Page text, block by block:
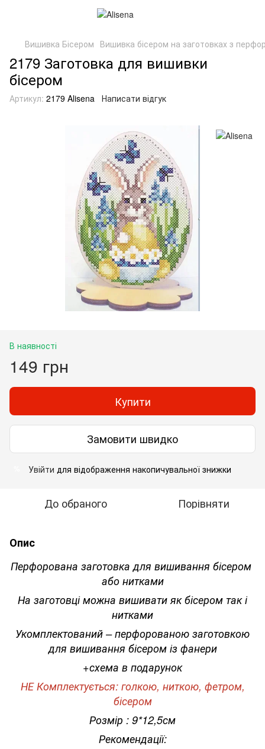
Вишивка Бісером Вишивка бісером на заготовках з
2179 Заготовка для вишивки
бісером
Артикул: 2179 Alisena Написати відгук
В наявності
149 грн
Купити
Замовити швидко
Увійти для відображення накопичувальної знижки
До обраного Порівняти
Опис
Перфорована заготовка для вишивання бісером
або нитками
На заготовці можна вишивати як бісером так і
нитками
Укомплектований – перфорованою заготовкою
для вишивання бісером із фанери
+схема в подарунок
НЕ Комплектується: голкою, ниткою, фетром,
бісером
Розмір : 9*12,5см
Рекомендації: